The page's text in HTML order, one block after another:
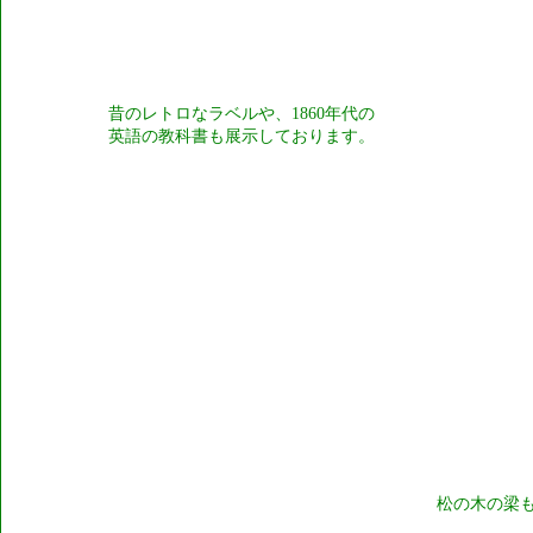
昔のレトロなラベルや、1860年代の
英語の教科書も展示しております。
松の木の梁